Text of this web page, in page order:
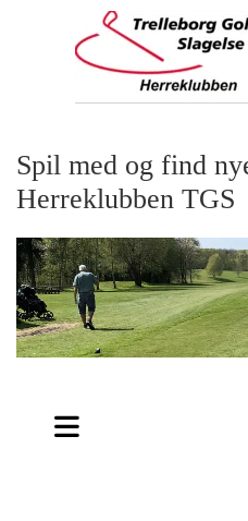
Spil med og find
Herreklubben TGS